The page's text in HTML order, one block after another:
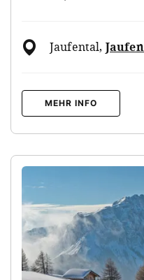
Jaufental,
MEHR INFO